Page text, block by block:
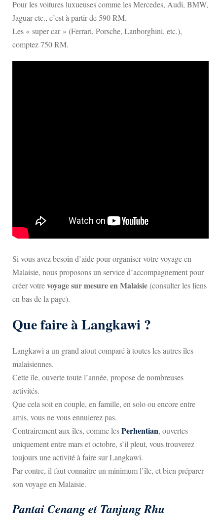
Pour les voitures luxueuses comme les Mercedes, Audi, BMW,
Jaguar etc., c’est à partir de 590 RM.
Les « super car » (Ferrari, Porsche, Lanborghini, etc.),
comptez 750 RM.
Si vous avez besoin d’aide pour organiser votre voyage en
Malaisie, nous proposons un service d’accompagnement pour
créer votrevoyage sur mesure en Malaisie(consulter les liens
en bas de la page).
Que faire à Langkawi ?
Langkawi a un grand atout comparé à toutes les autres îles
malaisiennes.
Cette île, ouverte toute l’année, propose de nombreuses
activités.
Que cela soit en couple, en famille, en solo ou encore entre
amis, vous ne vous ennuierez pas.
Contrairement aux îles, comme lesPerhentian, ouvertes
uniquement entre mars et octobre, s’il pleut, vous trouverez
toujours une activité à faire sur Langkawi.
Par contre, il faut connaitre un minimum l’île, et bien préparer
son voyage en Malaisie.
Pantai Cenang et Tanjung Rhu